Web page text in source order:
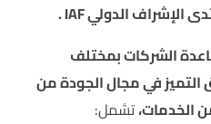
الشركات بمختلف
التميز في مجال الجودة من
الخدمات،تشمل: